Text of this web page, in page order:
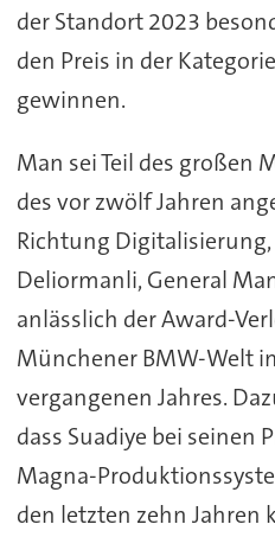
der Standort 2023
den Preis in der Kategorie
gewinnen.
Man sei Teil des großen
des vor zwölf Jahren
Richtung Digitalisierung,
Deliormanli, General
anlässlich der Award-
Münchener BMW-Welt
vergangenen Jahres.
dass Suadiye bei seinen
Magna-
den letzten zehn Jahren